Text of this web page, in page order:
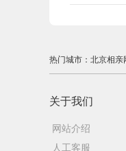
热门城市： 北京相亲
关于我们
网站介绍
人工客服